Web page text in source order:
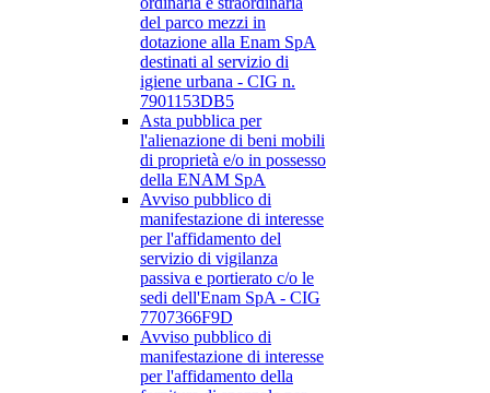
del parco mezzi in
dotazione alla Enam SpA
destinati al servizio di
igiene urbana - CIG n.
7901153DB5
Asta pubblica per
l'alienazione di beni mobili
di proprietà e/o in possesso
della ENAM SpA
Avviso pubblico di
manifestazione di interesse
per l'affidamento del
servizio di vigilanza
passiva e portierato c/o le
sedi dell'Enam SpA - CIG
7707366F9D
Avviso pubblico di
manifestazione di interesse
per l'affidamento della